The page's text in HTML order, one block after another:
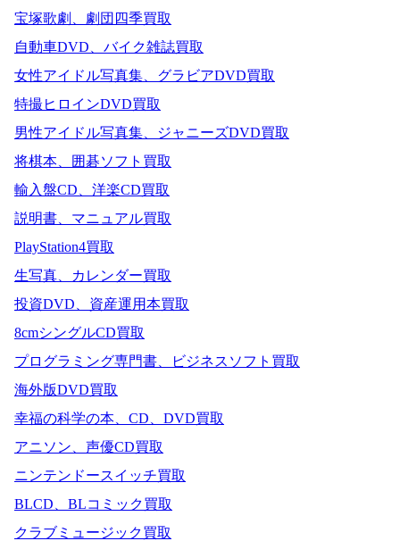
宝塚歌劇、劇団四季買取
自動車DVD、バイク雑誌買取
女性アイドル写真集、グラビアDVD買取
特撮ヒロインDVD買取
男性アイドル写真集、ジャニーズDVD買取
将棋本、囲碁ソフト買取
輸入盤CD、洋楽CD買取
説明書、マニュアル買取
PlayStation4買取
生写真、カレンダー買取
投資DVD、資産運用本買取
8cmシングルCD買取
プログラミング専門書、ビジネスソフト買取
海外版DVD買取
幸福の科学の本、CD、DVD買取
アニソン、声優CD買取
ニンテンドースイッチ買取
BLCD、BLコミック買取
クラブミュージック買取